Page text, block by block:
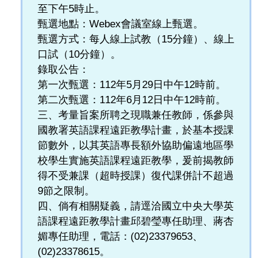
至下午5時止。
甄選地點：Webex會議室線上甄選。
甄選方式：每人線上試教（15分鐘）、線上
口試（10分鐘）。
錄取公告：
第一次甄選：112年5月29日中午12時前。
第二次甄選：112年6月12日中午12時前。
三、考量旨案所聘之現職兼任教師，係參與
國教署英語課程遠距教學計畫，於基本授課
節數外，以其英語專長額外協助偏遠地區學
校學生實施英語課程遠距教學，爰前揭教師
得不受兼課（超時授課）復代課併計不超過
9節之限制。
四、倘有相關疑義，請逕洽國立中央大學英
語課程遠距教學計畫邱碧瑩專任助理、蔣杏
媚專任助理，電話：(02)23379653、
(02)23378615。